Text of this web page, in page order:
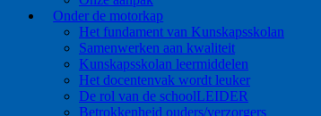
Onder de motorkap
Het fundament van Kunskapsskolan
Samenwerken aan kwaliteit
Kunskapsskolan leermiddelen
Het docentenvak wordt leuker
De rol van de schoolLEIDER
Betrokkenheid ouders/verzorgers